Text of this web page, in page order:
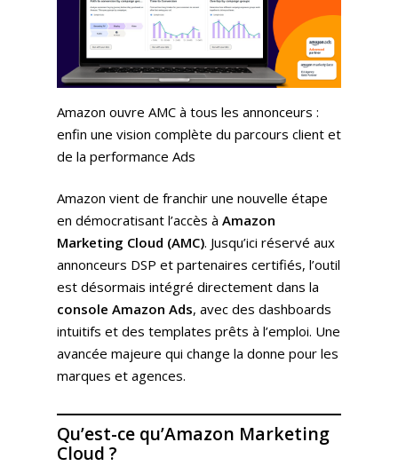
Amazon ouvre AMC à tous les annonceurs :
enfin une vision complète du parcours client et
de la performance Ads
Amazon vient de franchir une nouvelle étape
en démocratisant l’accès à Amazon
Marketing Cloud (AMC). Jusqu’ici réservé aux
annonceurs DSP et partenaires certifiés, l’outil
est désormais intégré directement dans la
console Amazon Ads, avec des dashboards
intuitifs et des templates prêts à l’emploi. Une
avancée majeure qui change la donne pour les
marques et agences.
Qu’est-ce qu’Amazon Marketing
Cloud ?